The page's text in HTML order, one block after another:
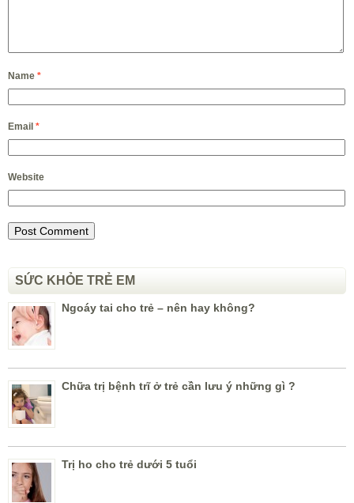
Name *
Email *
Website
SỨC KHỎE TRẺ EM
Ngoáy tai cho trẻ – nên hay không?
Chữa trị bệnh trĩ ở trẻ cần lưu ý những gì ?
Trị ho cho trẻ dưới 5 tuổi